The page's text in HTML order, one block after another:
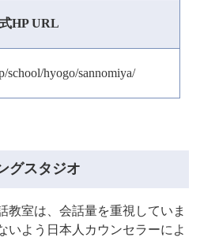
HP URL
school/hyogo/sannomiya/
グスタジオ
教室は、会話量を重視していま
いよう日本人カウンセラーによ